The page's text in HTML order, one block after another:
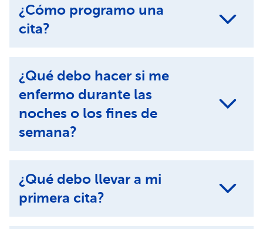
¿Cómo programo una
cita?
¿Qué debo hacer si me
enfermo durante las
noches o los fines de
semana?
¿Qué debo llevar a mi
primera cita?